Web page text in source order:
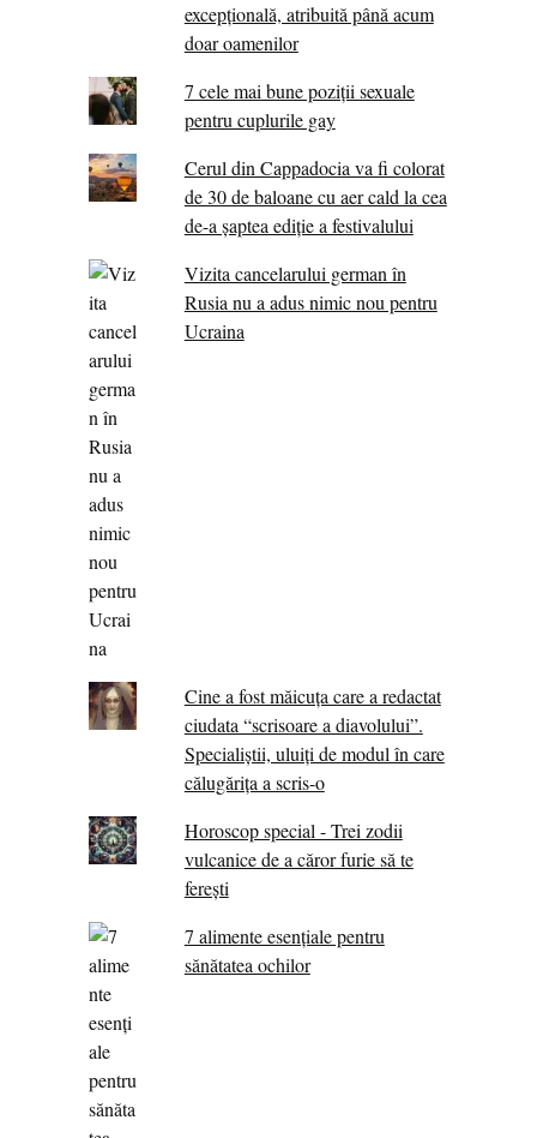
excepţională, atribuită până acum
doar oamenilor
7 cele mai bune poziții sexuale
pentru cuplurile gay
Cerul din Cappadocia va fi colorat
de 30 de baloane cu aer cald la cea
de-a șaptea ediție a festivalului
Vizita cancelarului german în
Rusia nu a adus nimic nou pentru
Ucraina
Cine a fost măicuţa care a redactat
ciudata “scrisoare a diavolului”.
Specialiştii, uluiţi de modul în care
călugărița a scris-o
Horoscop special - Trei zodii
vulcanice de a căror furie să te
ferești
7 alimente esenţiale pentru
sănătatea ochilor